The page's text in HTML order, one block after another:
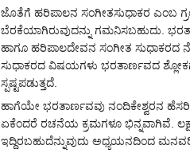
ಜೊತೆಗೆ ಹರಿಪಾಲನ ಸಂಗೀತಸುಧಾಕರ ಎಂಬ
ಬೆರಕೆಯಾಗಿರುವುದನ್ನು ಗಮನಿಸಬಹುದು.
ಹಾಗೂ ಹರಿಪಾಲದೇವನ ಸಂಗೀತ
ಸುಧಾಕರದ ವಿಷಯಗಳು ಭರತಾರ್ಣವದ
ಸ್ಪಷ್ಟಪಡುತ್ತದೆ.
ಹಾಗೆಯೇ ಭರತಾರ್ಣವವು ನಂದಿಕೇಶ್ವರನ
ಏಕೆಂದರೆ ರಚನೆಯ ಕ್ರಮಗಳೂ ಭಿನ್ನವಾಗಿವೆ.
ಇದ್ದಿರಬಹುದೆನ್ನುವುದು ಅಧ್ಯಯನದಿಂದ